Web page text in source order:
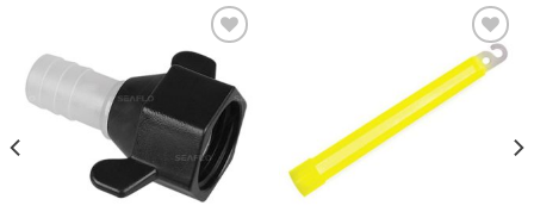
Add to
wishlist
Add to
wishlist